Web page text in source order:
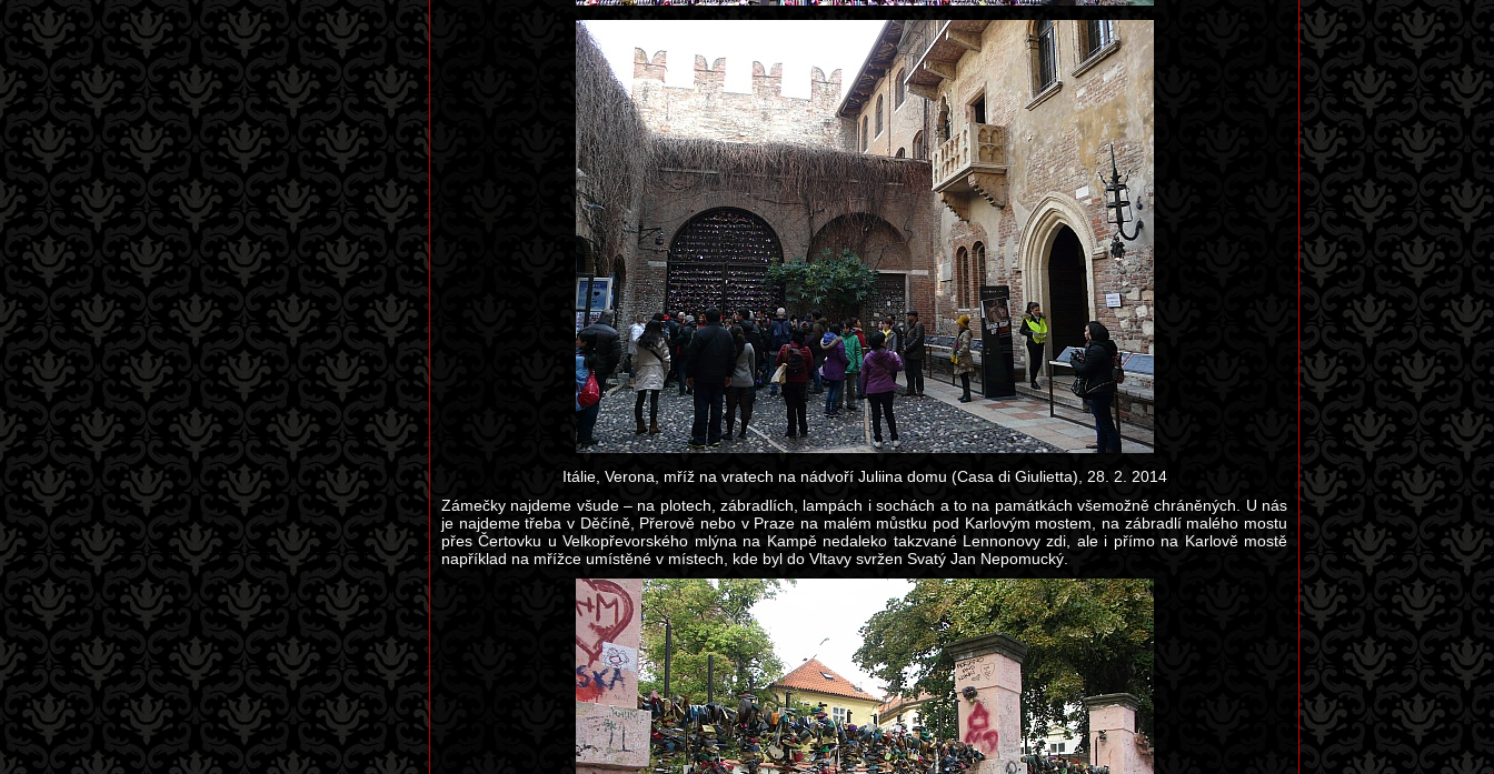
Itálie, Verona, mříž na vratech na nádvoří Juliina domu (Casa di Giulietta), 28. 2. 2014
Zámečky najdeme všude – na plotech, zábradlích, lampách i sochách a to na památkách všemožně chráněných. U nás
je najdeme třeba v Děčíně, Přerově nebo v Praze na malém můstku pod Karlovým mostem, na zábradlí malého mostu
přes Čertovku u Velkopřevorského mlýna na Kampě nedaleko takzvané Lennonovy zdi, ale i přímo na Karlově mostě
například na mřížce umístěné v místech, kde byl do Vltavy svržen Svatý Jan Nepomucký.